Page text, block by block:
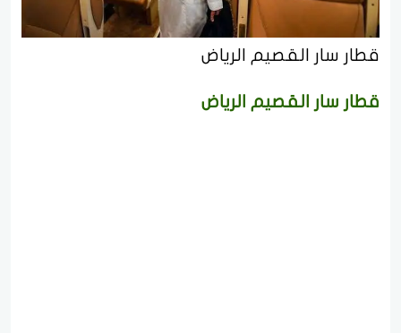
قطار سار القصيم الرياض
قطار سار القصيم الرياض